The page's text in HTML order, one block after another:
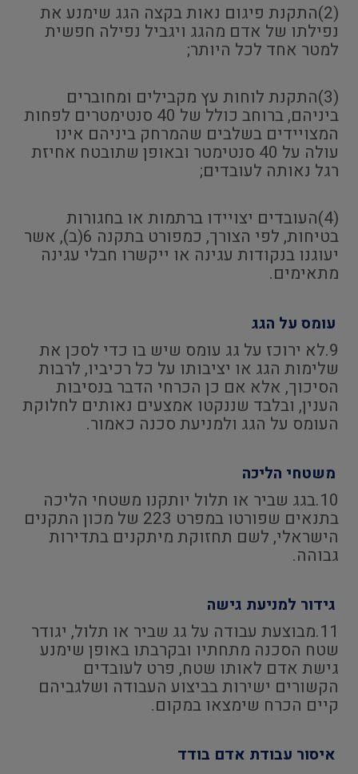
(2)התקנת פיגום נאות בקצה הגג שימנע את
נפילתו של אדם מהגג ויגביל נפילה חפשית
למטר אחד לכל היותר;
(3)התקנת לוחות עץ מקבילים ומחוברים
ביניהם, ברוחב כולל של 40 סנטימטרים לפחות
המצויידים בשלבים שהמרחק ביניהם אינו
עולה על 40 סנטימטר ובאופן שתובטח אחיזת
רגל נאותה לעובדים;
(4)העובדים יצויידו ברתמות או בחגורות
בטיחות, לפי הצורך, כמפורט בתקנה 6(ב), אשר
יעוגנו בנקודות עגינה או ייקשרו חבלי עגינה
מתאימים.
עומס על הגג
9.לא ירוכז על גג עומס שיש בו כדי לסכן את
שלימות הגג או יציבותו על כל רכיביו, לרבות
הסיכוך, אלא אם כן הכרחי הדבר בנסיבות
הענין, ובלבד שננקטו אמצעים נאותים לחלוקת
העומס על הגג ולמניעת סכנה כאמור.
משטחי הליכה
10.בגג שביר או תלול יותקנו משטחי הליכה
בתנאים שפורטו במפרט 223 של מכון התקנים
הישראלי, לשם תחזוקת מיתקנים בתדירות
גבוהה.
גידור למניעת גישה
11.מבוצעת עבודה על גג שביר או תלול, יגודר
שטח הסכנה מתחתיו ובקרבתו באופן שימנע
גישת אדם לאותו שטח, פרט לעובדים
הקשורים ישירות בביצוע העבודה ושלגביהם
קיים הכרח שימצאו במקום.
איסור עבודת אדם בודד